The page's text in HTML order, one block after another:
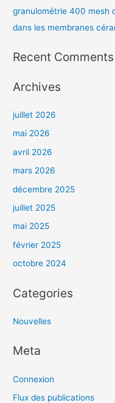
granulométrie 400 mesh
dans les membranes
Recent Comments
Archives
juillet 2026
mai 2026
avril 2026
mars 2026
décembre 2025
juillet 2025
mai 2025
février 2025
octobre 2024
Categories
Nouvelles
Meta
Connexion
Flux des publications